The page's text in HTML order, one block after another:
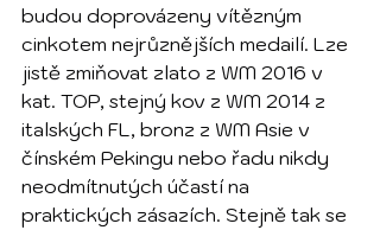
budou doprovázeny vítězným
cinkotem nejrůznějších medailí. Lze
jistě zmiňovat zlato z WM 2016 v
kat. TOP, stejný kov z WM 2014 z
italských FL, bronz z WM Asie v
čínském Pekingu nebo řadu nikdy
neodmítnutých účastí na
praktických zásazích. Stejně tak se